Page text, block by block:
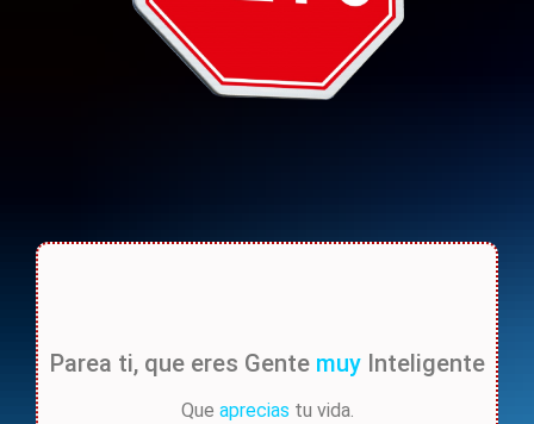
Parea ti, que eres Gente muyInteligente
Que aprecias tu vida.